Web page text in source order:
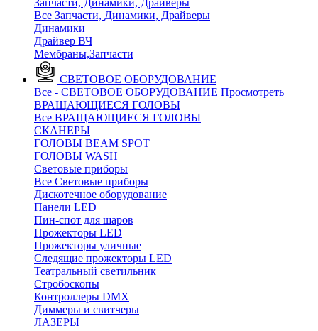
Запчасти, Динамики, Драйверы
Все Запчасти, Динамики, Драйверы
Динамики
Драйвер ВЧ
Мембраны,Запчасти
СВЕТОВОЕ ОБОРУДОВАНИЕ
Все - СВЕТОВОЕ ОБОРУДОВАНИЕ Просмотреть
ВРАЩАЮЩИЕСЯ ГОЛОВЫ
Все ВРАЩАЮЩИЕСЯ ГОЛОВЫ
CКАНЕРЫ
ГОЛОВЫ BEAM SPOT
ГОЛОВЫ WASH
Световые приборы
Все Световые приборы
Дискотечное оборудование
Панели LED
Пин-спот для шаров
Прожекторы LED
Прожекторы уличные
Следящие прожекторы LED
Театральный светильник
Стробоскопы
Контроллеры DMX
Диммеры и свитчеры
ЛАЗЕРЫ